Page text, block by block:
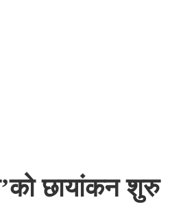
छायांकन शुरु